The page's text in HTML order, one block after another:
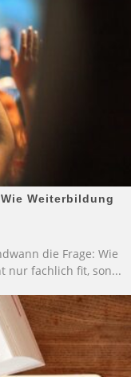
Weiterbildung
die Frage: Wie
nur fachlich fit, son...